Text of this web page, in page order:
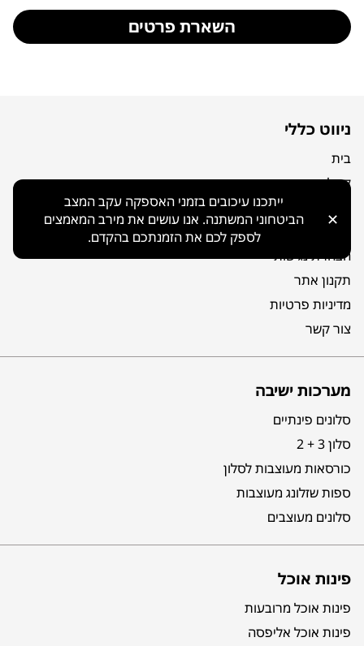
ייתכנו עיכובים בזמני האספקה עקב המצב
הביטחוני המשתנה. אנו עושים את מירב המאמצים
לספק לכם את הזמנתכם בהקדם.
✕
השארת פרטים
ניווט כללי
בית
קטלוג
הצהרת נגישות
תקנון אתר
מדיניות פרטיות
צור קשר
מערכות ישיבה
סלונים פינתיים
סלון 3 + 2
כורסאות מעוצבות לסלון
ספות שזלונג מעוצבות
סלונים מעוצבים
פינות אוכל
פינות אוכל מרובעות
פינות אוכל אליפסה